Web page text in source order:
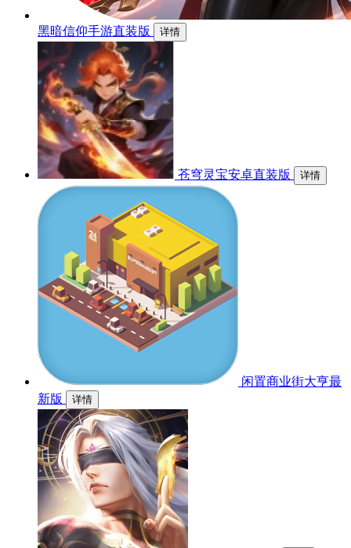
黑暗信仰手游直装版 详情
苍穹灵宝安卓直装版 详情
闲置商业街大亨最
新版
详情